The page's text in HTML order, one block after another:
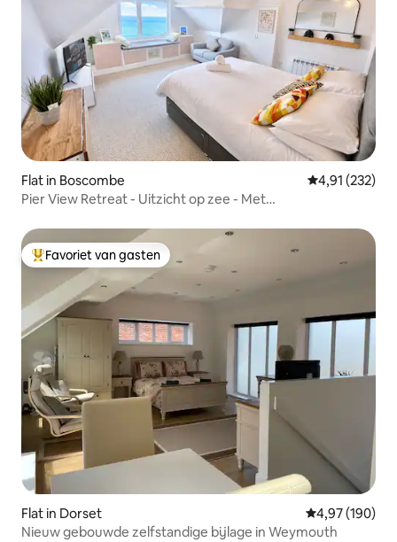
Flat in Boscombe Gemiddelde
4,91 (232)
Pier View Retreat - Uitzicht op zee - Met
Topfavoriet van gasten
Favoriet van gasten
Flat in Dorset Gemiddelde
4,97 (190)
Nieuw gebouwde zelfstandige bijlage in Weymouth